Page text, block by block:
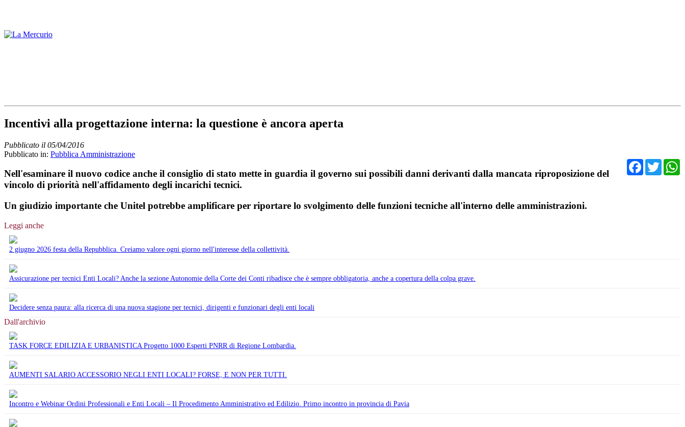
Incentivi alla progettazione interna: la questione è ancora aperta
Pubblicato il 05/04/2016
Pubblicato in: Pubblica Amministrazione
Nell'esaminare il nuovo codice anche il consiglio di stato mette in guardia il governo sui possibili danni derivanti dalla mancata riproposizione del
vincolo di priorità nell'affidamento degli incarichi tecnici.
Un giudizio importante che Unitel potrebbe amplificare per riportare lo svolgimento delle funzioni tecniche all'interno delle amministrazioni.
Leggi anche
2 giugno 2026 festa della Repubblica. Creiamo valore ogni giorno nell'interesse della collettività.
Assicurazione per tecnici Enti Locali? Anche la sezione Autonomie della Corte dei Conti ribadisce che è sempre obbligatoria, anche a copertura della colpa grave.
Decidere senza paura: alla ricerca di una nuova stagione per tecnici, dirigenti e funzionari degli enti locali
Dall'archivio
TASK FORCE EDILIZIA E URBANISTICA Progetto 1000 Esperti PNRR di Regione Lombardia.
AUMENTI SALARIO ACCESSORIO NEGLI ENTI LOCALI? FORSE, E NON PER TUTTI.
Incontro e Webinar Ordini Professionali e Enti Locali – Il Procedimento Amministrativo ed Edilizio. Primo incontro in provincia di Pavia